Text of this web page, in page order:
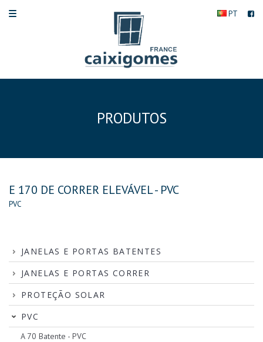
PT
PRODUTOS
E 170 DE CORRER ELEVÁVEL - PVC
PVC
JANELAS E PORTAS BATENTES
JANELAS E PORTAS CORRER
PROTEÇÃO SOLAR
PVC
A 70 Batente - PVC